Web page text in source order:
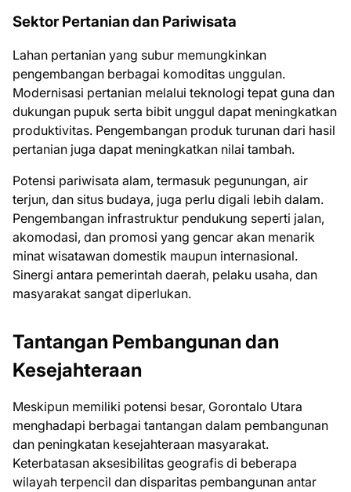
Sektor Pertanian dan Pariwisata
Lahan pertanian yang subur memungkinkan
pengembangan berbagai komoditas unggulan.
Modernisasi pertanian melalui teknologi tepat guna dan
dukungan pupuk serta bibit unggul dapat meningkatkan
produktivitas. Pengembangan produk turunan dari hasil
pertanian juga dapat meningkatkan nilai tambah.
Potensi pariwisata alam, termasuk pegunungan, air
terjun, dan situs budaya, juga perlu digali lebih dalam.
Pengembangan infrastruktur pendukung seperti jalan,
akomodasi, dan promosi yang gencar akan menarik
minat wisatawan domestik maupun internasional.
Sinergi antara pemerintah daerah, pelaku usaha, dan
masyarakat sangat diperlukan.
Tantangan Pembangunan dan
Kesejahteraan
Meskipun memiliki potensi besar, Gorontalo Utara
menghadapi berbagai tantangan dalam pembangunan
dan peningkatan kesejahteraan masyarakat.
Keterbatasan aksesibilitas geografis di beberapa
wilayah terpencil dan disparitas pembangunan antar